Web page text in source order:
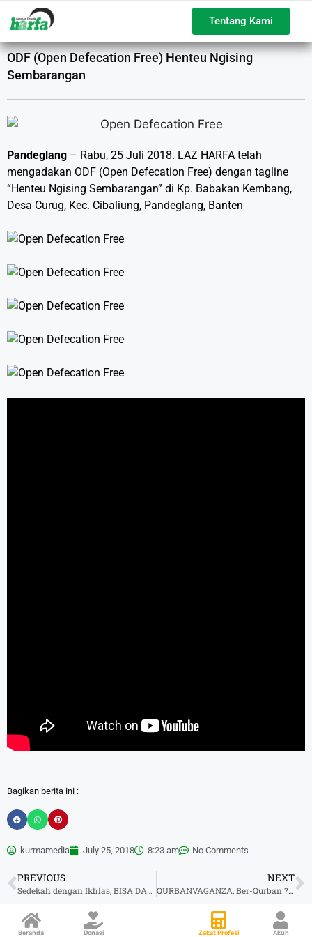
Tentang Kami
ODF (Open Defecation Free) Henteu Ngising
Sembarangan
Pandeglang – Rabu, 25 Juli 2018. LAZ HARFA telah
mengadakan ODF (Open Defecation Free) dengan tagline
“Henteu Ngising Sembarangan” di Kp. Babakan Kembang,
Desa Curug, Kec. Cibaliung, Pandeglang, Banten
Bagikan berita ini :
kurmamedia July 25, 2018 8:23 am No Comments
PREVIOUS
Sedekah dengan Ikhlas, BISA DAPET CASHBACK minimal10x Lipat
NEXT
QURBANVAGANZA, Ber-Qurban ? Di Harfa aja…
Beranda Donasi Zakat Profesi Akun